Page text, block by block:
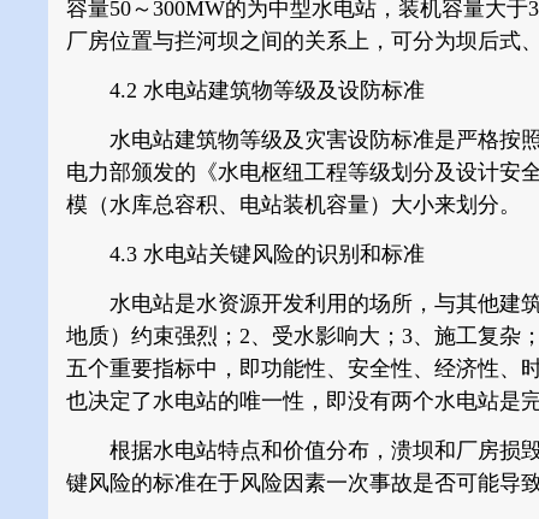
容量50～300MW的为中型水电站，装机容量大
厂房位置与拦河坝之间的关系上，可分为坝后式
4.2 水电站建筑物等级及设防标准
水电站建筑物等级及灾害设防标准是严格按
电力部颁发的《水电枢纽工程等级划分及设计安
模（水库总容积、电站装机容量）大小来划分。
4.3 水电站关键风险的识别和标准
水电站是水资源开发利用的场所，与其他建
地质）约束强烈；2、受水影响大；3、施工复杂
五个重要指标中，即功能性、安全性、经济性、
也决定了水电站的唯一性，即没有两个水电站是
根据水电站特点和价值分布，溃坝和厂房损
键风险的标准在于风险因素一次事故是否可能导